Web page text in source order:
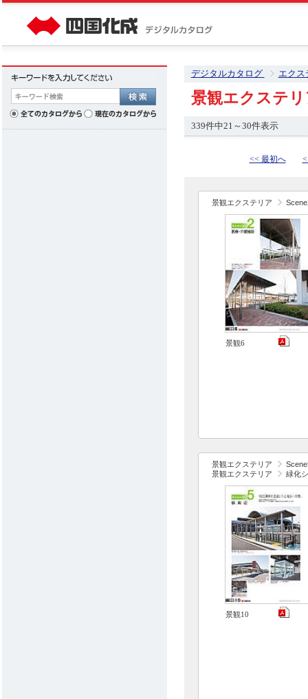
デジタルカタログ エクス
景観エクステ
339件中21～30件表示
<< 最初へ
景観エクステリア
景観6
景観エクステリア
景観エクステリア
緑化
景観10